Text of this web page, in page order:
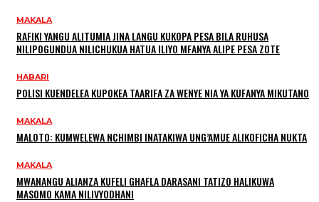
MAKALA
RAFIKI YANGU ALITUMIA JINA LANGU KUKOPA PESA BILA RUHUSA
NILIPOGUNDUA NILICHUKUA HATUA ILIYO MFANYA ALIPE PESA ZOTE
HABARI
POLISI KUENDELEA KUPOKEA TAARIFA ZA WENYE NIA YA KUFANYA MIKUTANO
MAKALA
MALOTO: KUMWELEWA NCHIMBI INATAKIWA UNG’AMUE ALIKOFICHA NUKTA
MAKALA
MWANANGU ALIANZA KUFELI GHAFLA DARASANI TATIZO HALIKUWA
MASOMO KAMA NILIVYODHANI